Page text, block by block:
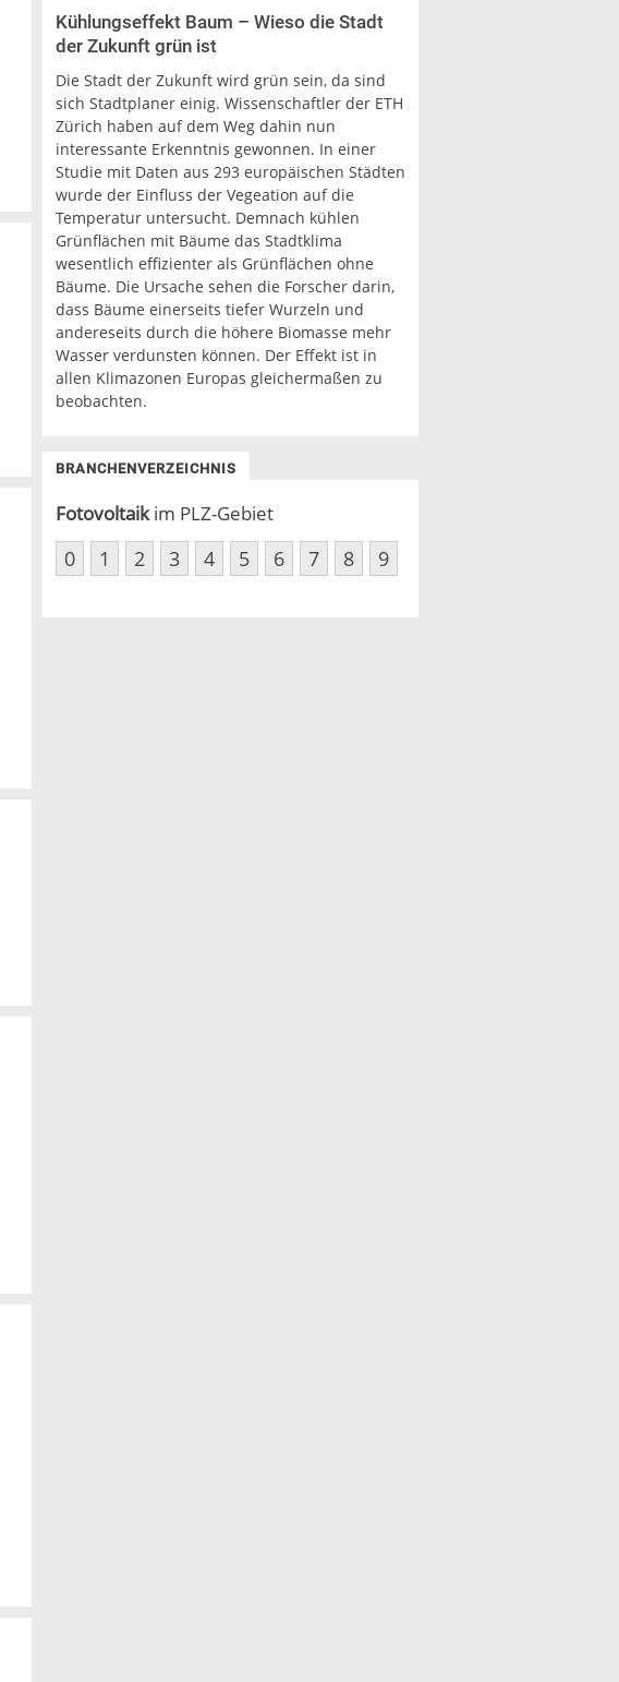
Kühlungseffekt Baum – Wieso die Stadt
der Zukunft grün ist
Die Stadt der Zukunft wird grün sein, da sind
sich Stadtplaner einig. Wissenschaftler der ETH
Zürich haben auf dem Weg dahin nun
interessante Erkenntnis gewonnen. In einer
Studie mit Daten aus 293 europäischen Städten
wurde der Einfluss der Vegeation auf die
Temperatur untersucht. Demnach kühlen
Grünflächen mit Bäume das Stadtklima
wesentlich effizienter als Grünflächen ohne
Bäume. Die Ursache sehen die Forscher darin,
dass Bäume einerseits tiefer Wurzeln und
andereseits durch die höhere Biomasse mehr
Wasser verdunsten können. Der Effekt ist in
allen Klimazonen Europas gleichermaßen zu
beobachten.
BRANCHENVERZEICHNIS
Fotovoltaikim PLZ-Gebiet
0 1 2 3 4 5 6 7 8 9